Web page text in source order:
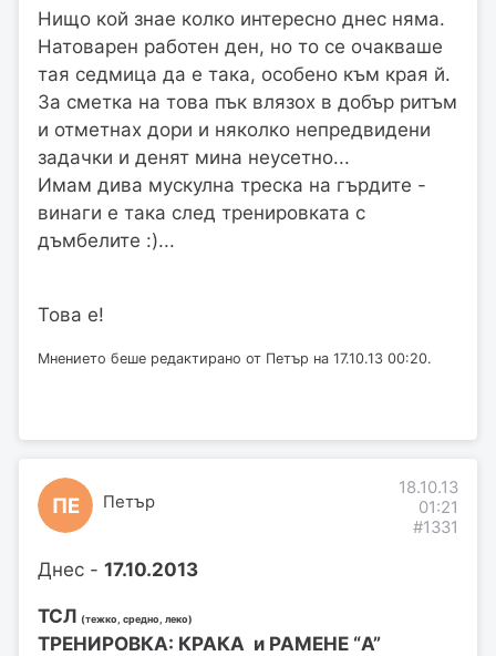
Нищо кой знае колко интересно днес няма.
Натоварен работен ден, но то се очакваше
тая седмица да е така, особено към края й.
За сметка на това пък влязох в добър ритъм
и отметнах дори и няколко непредвидени
задачки и денят мина неусетно...
Имам дива мускулна треска на гърдите -
винаги е така след тренировката с
дъмбелите :)...
Това е!
Мнението беше редактирано от Петър на 17.10.13 00:20.
ПЕ Петър
18.10.13
01:21
#1331
Днес - 17.10.2013
ТСЛ (тежко, средно, леко)
ТРЕНИРОВКА: КРАКА и РАМЕНЕ “A”